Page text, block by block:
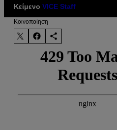
Κείμενο VICE Staff
Kοινοποίηση